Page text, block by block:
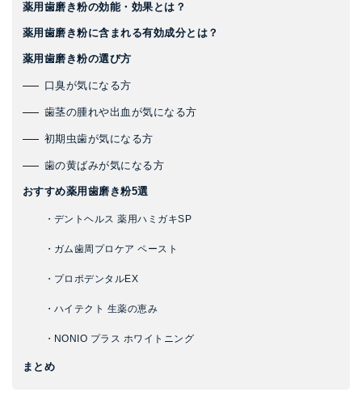
薬用歯磨き粉の効能・効果とは？
薬用歯磨き粉に含まれる有効成分とは？
薬用歯磨き粉の選び方
口臭が気になる方
歯茎の腫れや出血が気になる方
初期虫歯が気になる方
歯の黄ばみが気になる方
おすすめ薬用歯磨き粉5選
・デントヘルス 薬用ハミガキSP
・ガム歯周プロケア ペースト
・プロポデンタルEX
・ハイテクト 生薬の恵み
・NONIO プラス ホワイトニング
まとめ